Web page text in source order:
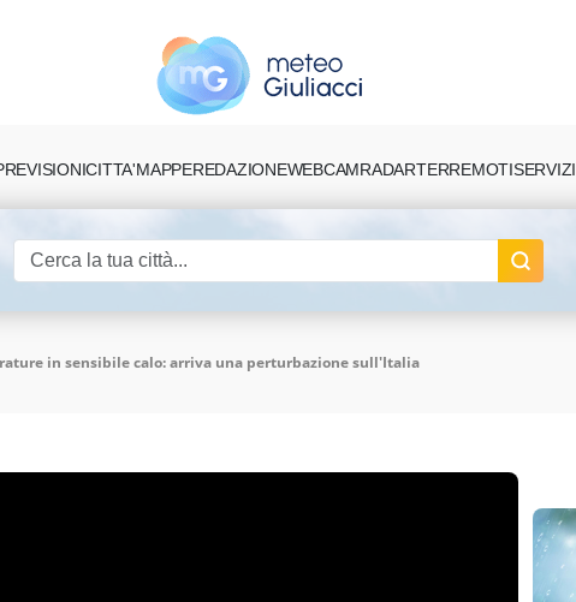
CITTA'MAPPEREDAZIONEWEBCAMRADARTERREMOTISERVIZI
in sensibile calo: arriva una perturbazione sull'Italia